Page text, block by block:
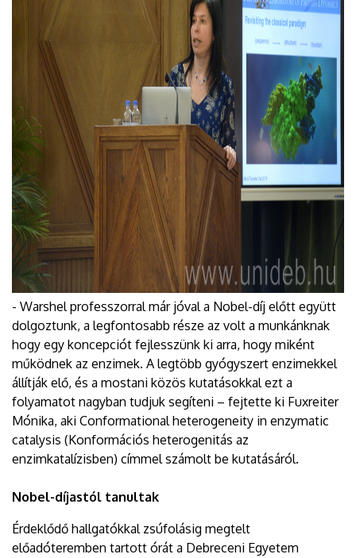
- Warshel professzorral már jóval a Nobel-díj előtt együtt
dolgoztunk, a legfontosabb része az volt a munkánknak
hogy egy koncepciót fejlesszünk ki arra, hogy miként
működnek az enzimek. A legtöbb gyógyszert enzimekkel
állítják elő, és a mostani közös kutatásokkal ezt a
folyamatot nagyban tudjuk segíteni – fejtette ki Fuxreiter
Mónika, aki Conformational heterogeneity in enzymatic
catalysis (Konformációs heterogenitás az
enzimkatalízisben) címmel számolt be kutatásáról.
Nobel-díjastól tanultak
Érdeklődő hallgatókkal zsúfolásig megtelt
előadóteremben tartott órát a Debreceni Egyetem